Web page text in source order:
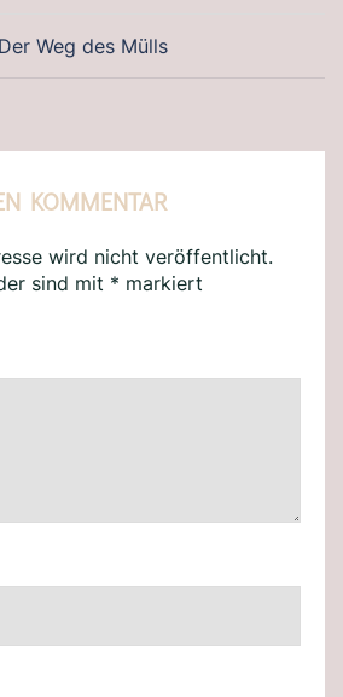
Der Weg des Mülls
KOMMENTAR
wird nicht veröffentlicht.
sind mit * markiert